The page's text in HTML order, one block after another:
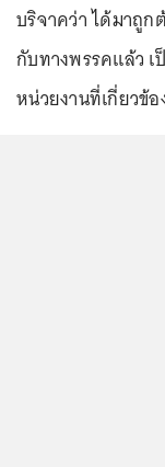
บริจาคว่า ได้มาถูก
กับทางพรรคแล้ว เ
หน่วยงานที่เกี่ยวข้อ